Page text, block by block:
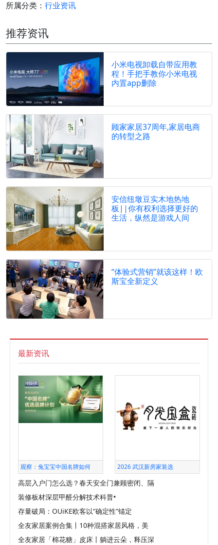
所属分类： 行业资讯
推荐资讯
小米电视卸载自带应用教
程！手把手教你小米电视
内置app删除
顾家家居37周年,家居电商
的转型之路
安信纽墩豆实木地热地
板||你有权利选择更好的
生活，纵然是游戏人间
“体验式营销”就该这样！欧
斯宝全新定义
最新资讯
观察：兔宝宝中国名牌如何 2026 武汉新房家装选
高层入户门怎么选？春天安全门兼顾密闭、隔
装修板材深层甲醛分解技术科普•
存量破局：OUiKE欧客以“确定性”锚定
全友家居案例合集丨10种混搭家居风格，美
全友家居「棉花糖」皮床丨躺进云朵，释压深